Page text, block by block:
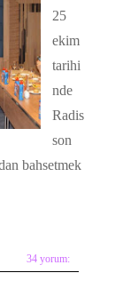
25
ekim
tarihi
nde
Radis
son
bahsetmek
34 yorum: